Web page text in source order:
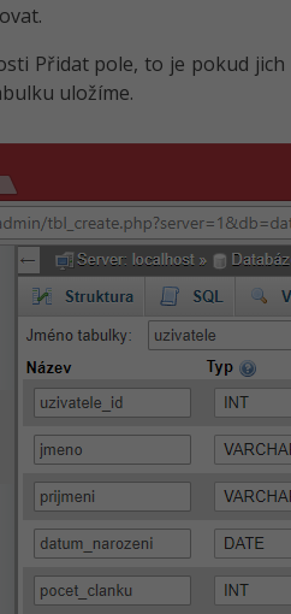
Přidat pole, to je pokud
uložíme.